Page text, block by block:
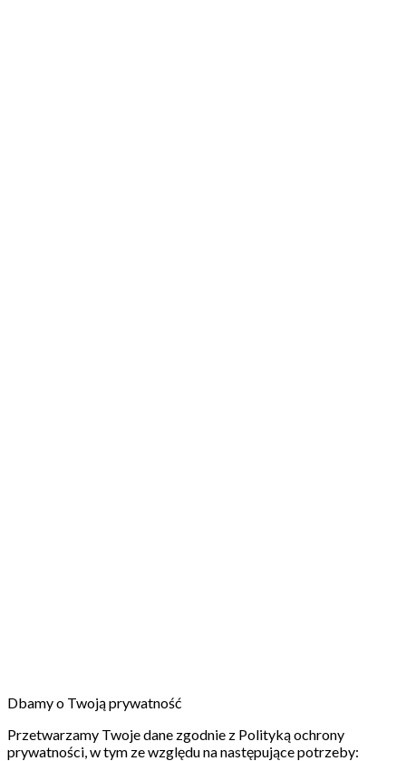
Dbamy o Twoją prywatność
Przetwarzamy Twoje dane zgodnie z Polityką ochrony
prywatności, w tym ze względu na następujące potrzeby: